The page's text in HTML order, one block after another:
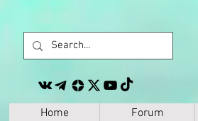
Home Forum